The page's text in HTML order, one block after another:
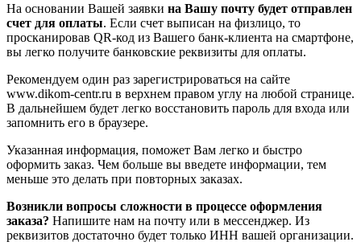
На основании Вашей заявки на Вашу почту будет отправлен
счет для оплаты. Если счет выписан на физлицо, то
просканировав QR-код из Вашего банк-клиента на смартфоне,
вы легко получите банковские реквизиты для оплаты.
Рекомендуем один раз зарегистрироваться на сайте
www.dikom-centr.ru в верхнем правом углу на любой странице.
В дальнейшем будет легко восстановить пароль для входа или
запомнить его в браузере.
Указанная информация, поможет Вам легко и быстро
оформить заказ. Чем больше вы введете информации, тем
меньше это делать при повторных заказах.
Возникли вопросы сложности в процессе оформления
заказа? Напишите нам на почту или в мессенджер. Из
реквизитов достаточно будет только ИНН вашей организации.